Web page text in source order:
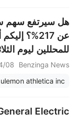
هل سيرتفع سهم
للمحللين ليوم
Benzinga News
11:52
Electric